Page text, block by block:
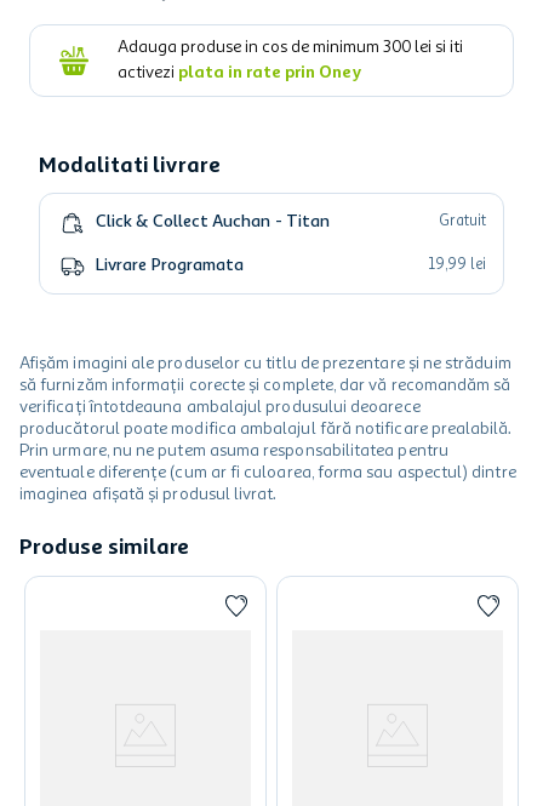
Adauga produse in cos de minimum 300 lei si iti
activezi plata in rate prin Oney
Modalitati livrare
Click & Collect Auchan - Titan Gratuit
Livrare Programata 19,99 lei
Afișăm imagini ale produselor cu titlu de prezentare și ne străduim
să furnizăm informații corecte și complete, dar vă recomandăm să
verificați întotdeauna ambalajul produsului deoarece
producătorul poate modifica ambalajul fără notificare prealabilă.
Prin urmare, nu ne putem asuma responsabilitatea pentru
eventuale diferențe (cum ar fi culoarea, forma sau aspectul) dintre
imaginea afișată și produsul livrat.
Produse similare